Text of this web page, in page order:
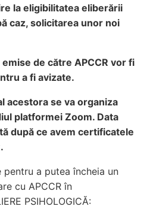
la eligibilitatea eliberării
caz, solicitarea unor noi
de către APCCR vor fi
a fi avizate.
acestora se va organiza
platformei Zoom. Data
după ce avem certificatele
a putea încheia un
cu APCCR în
PSIHOLOGICĂ: